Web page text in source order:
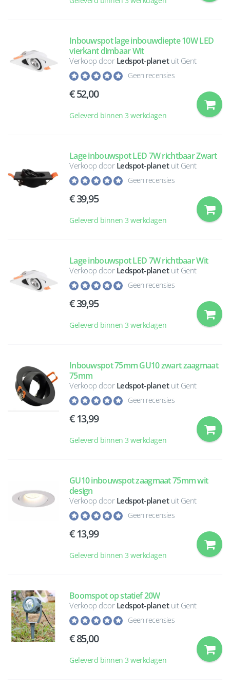
Inbouwspot lage inbouwdiepte 10W LED
vierkant dimbaar Wit
Verkoop door Ledspot-planetuit Gent
Geen recensies
52,00
Geleverd binnen 3 werkdagen
Lage inbouwspot LED 7W richtbaar Zwart
Verkoop door Ledspot-planetuit Gent
Geen recensies
39,95
Geleverd binnen 3 werkdagen
Lage inbouwspot LED 7W richtbaar Wit
Verkoop door Ledspot-planetuit Gent
Geen recensies
39,95
Geleverd binnen 3 werkdagen
Inbouwspot 75mm GU10 zwart zaagmaat
75mm
Verkoop door Ledspot-planetuit Gent
Geen recensies
13,99
Geleverd binnen 3 werkdagen
GU10 inbouwspot zaagmaat 75mm wit
design
Verkoop door Ledspot-planetuit Gent
Geen recensies
13,99
Geleverd binnen 3 werkdagen
Boomspot op statief 20W
Verkoop door Ledspot-planetuit Gent
Geen recensies
85,00
Geleverd binnen 3 werkdagen